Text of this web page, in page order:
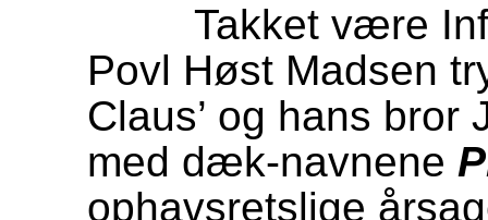
Takket være
Povl Høst Madsen
Claus’ og hans
med dæk-navnene
ophavsretslige